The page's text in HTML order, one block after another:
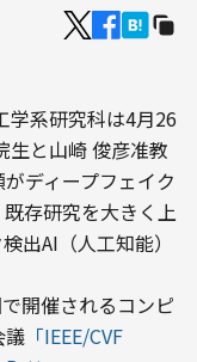
学系研究科は4月26
生と山崎 俊彦准教
ディープフェイク
存研究を大きく上
出AI（人工知能）
開催されるコンピ
議 「IEEE/CVF